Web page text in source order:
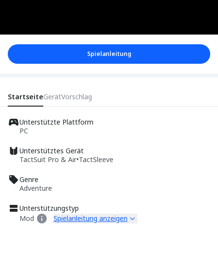
Spielanleitung
StartseiteGerätVorschlag
Unterstützte Plattform
PC
Unterstütztes Gerät
TactSuit Pro & Air•TactSleeve
Genre
Adventure
Unterstützungstyp
Mod
Spielanleitung anzeigen